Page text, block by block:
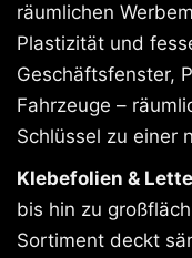
räumlichen
Plastizität und
Geschäftsfenster,
Fahrzeuge –
Schlüssel zu einer
Klebefolien &
bis hin zu
Sortiment deckt